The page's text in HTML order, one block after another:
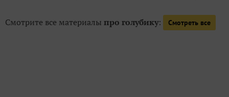
Смотрите все материалы про голубику: Смотреть все